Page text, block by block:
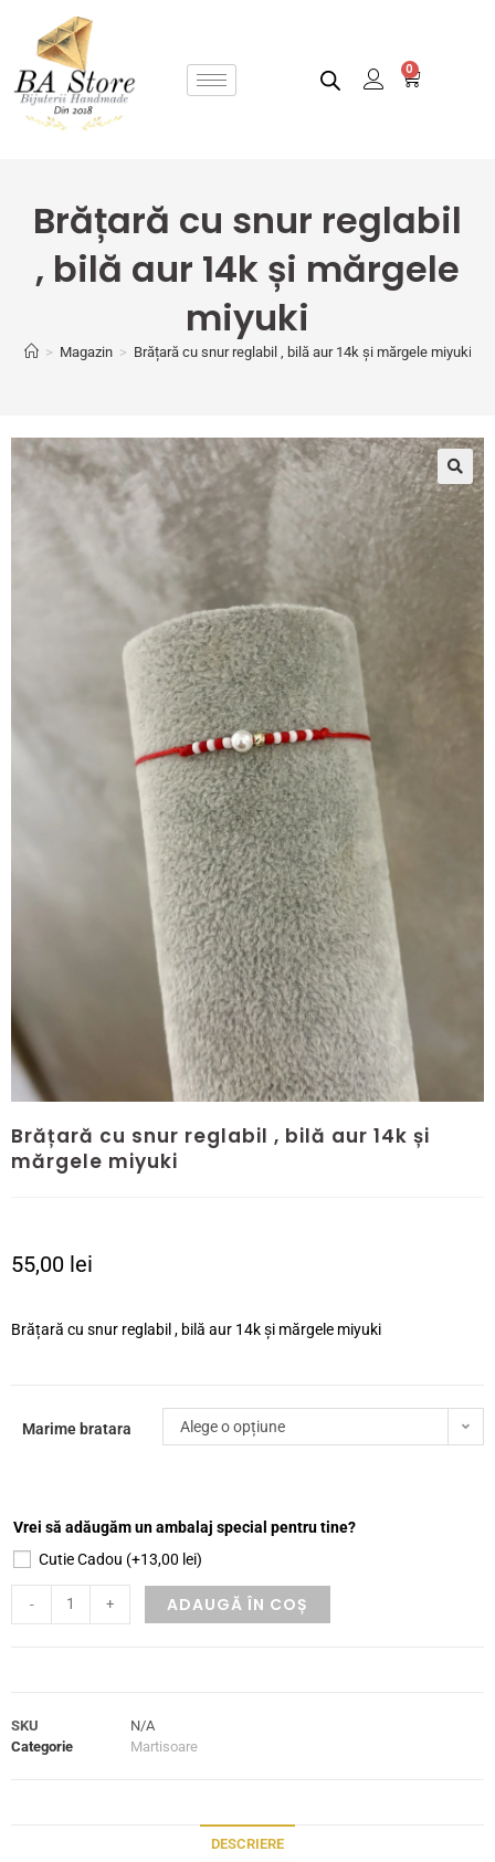
0
Brățară cu snur reglabil
, bilă aur 14k și mărgele
miyuki
> Magazin > Brățară cu snur reglabil , bilă aur 14k și mărgele miyuki
🔍
Brățară cu snur reglabil , bilă aur 14k și
mărgele miyuki
55,00 lei
Brățară cu snur reglabil , bilă aur 14k și mărgele miyuki
Marime bratara Alege o opțiune
Vrei să adăugăm un ambalaj special pentru tine?
Cutie Cadou (+13,00 lei)
- + ADAUGĂ ÎN COȘ
SKU
N/A
Categorie
Martisoare
DESCRIERE